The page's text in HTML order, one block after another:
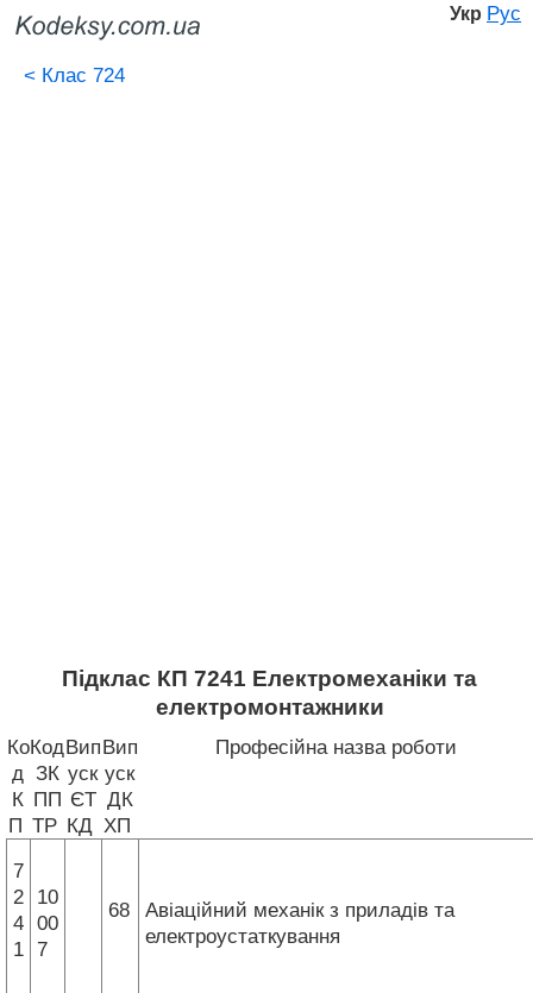
Укр Рус
< Клас 724
Підклас КП 7241 Електромеханіки та
електромонтажники
Ко
д
К
П
Код
ЗК
ПП
ТР
Вип
уск
ЄТ
КД
Вип
уск
ДК
ХП
Професійна назва роботи
7
2
4
1
10
00
7
68
Авіаційний механік з приладів та
електроустаткування